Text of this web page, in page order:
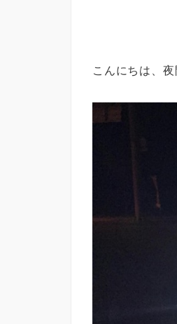
こんにちは、